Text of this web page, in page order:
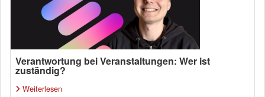
Verantwortung bei Veranstaltungen: Wer ist
zuständig?
Weiterlesen